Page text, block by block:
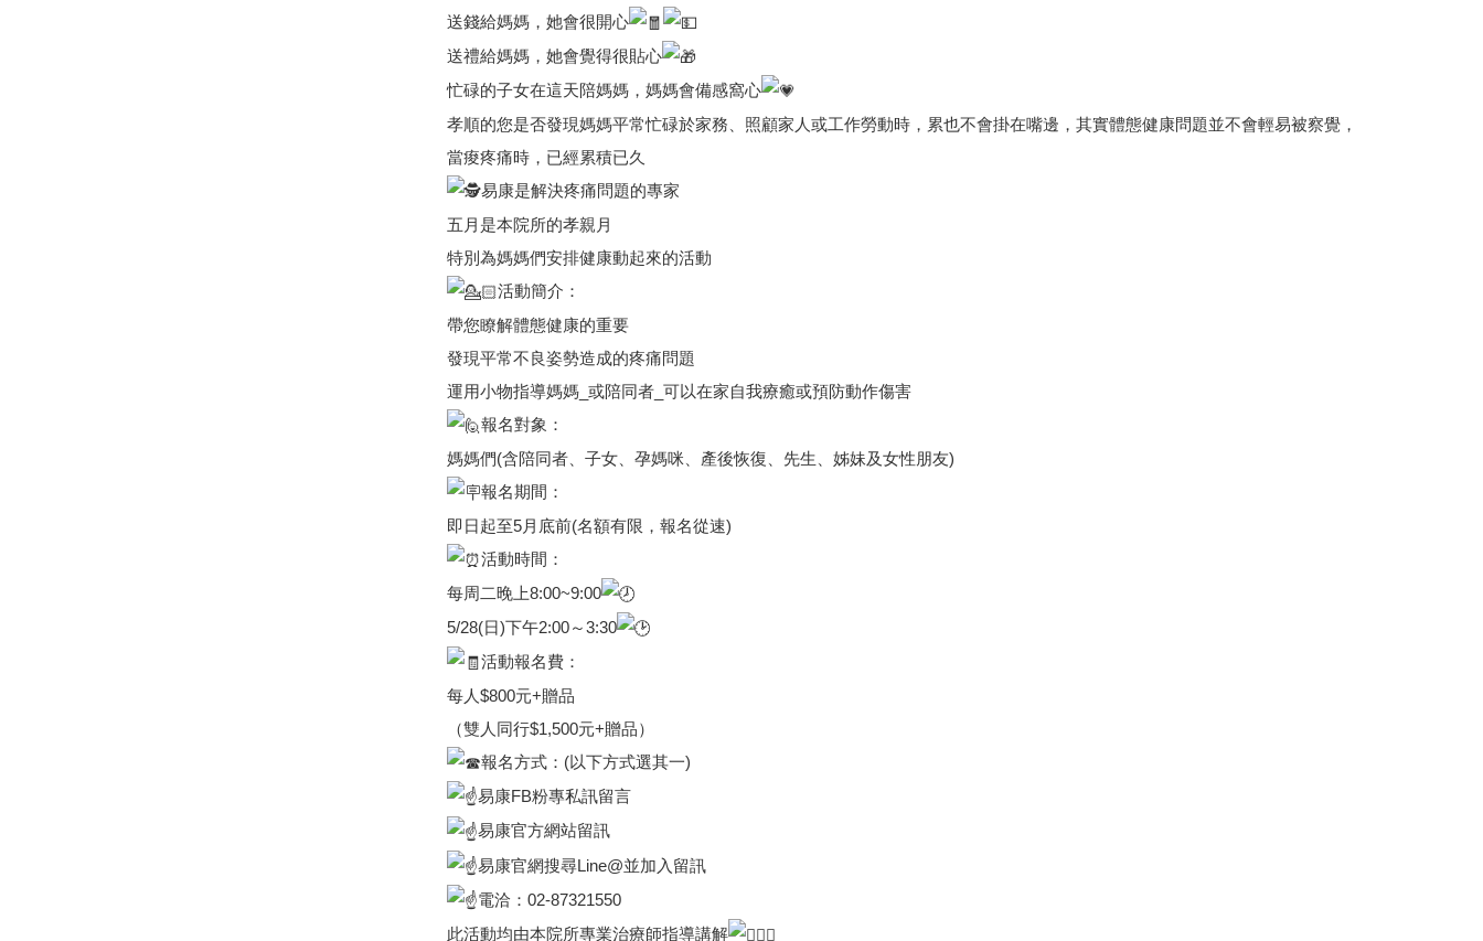
送錢給媽媽，她會很開心
送禮給媽媽，她會覺得很貼心
忙碌的子女在這天陪媽媽，媽媽會備感窩心
孝順的您是否發現媽媽平常忙碌於家務、照顧家人或工作勞動時，累也不會掛在嘴邊，其實體態健康問題並不會輕易被察覺，
當痠疼痛時，已經累積已久
易康是解決疼痛問題的專家
五月是本院所的孝親月
特別為媽媽們安排健康動起來的活動
活動簡介：
帶您瞭解體態健康的重要
發現平常不良姿勢造成的疼痛問題
運用小物指導媽媽_或陪同者_可以在家自我療癒或預防動作傷害
報名對象：
媽媽們(含陪同者、子女、孕媽咪、產後恢復、先生、姊妹及女性朋友)
報名期間：
即日起至5月底前(名額有限，報名從速)
活動時間：
每周二晚上8:00~9:00
5/28(日)下午2:00～3:30
活動報名費：
每人$800元+贈品
（雙人同行$1,500元+贈品）
報名方式：(以下方式選其一)
易康FB粉專私訊留言
易康官方網站留訊
易康官網搜尋Line@並加入留訊
電洽：02-87321550
此活動均由本院所專業治療師指導講解